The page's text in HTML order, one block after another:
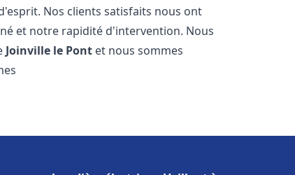
Nos clients satisfaits nous ont
et notre rapidité d'intervention. Nous
Joinville le Pont et nous sommes